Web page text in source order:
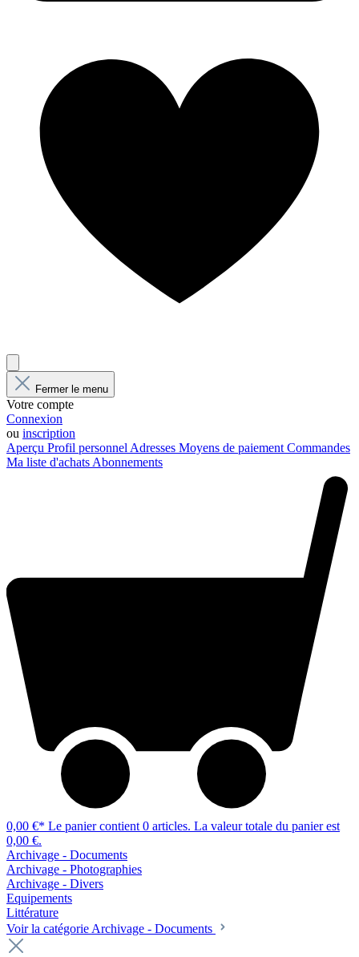
Fermer le menu
Votre compte
Connexion
ou inscription
Aperçu Profil personnel Adresses Moyens de paiement Commandes
Ma liste d'achats Abonnements
0,00 €* Le panier contient 0 articles. La valeur totale du panier est
0,00 €.
Archivage - Documents
Archivage - Photographies
Archivage - Divers
Equipements
Littérature
Voir la catégorie Archivage - Documents